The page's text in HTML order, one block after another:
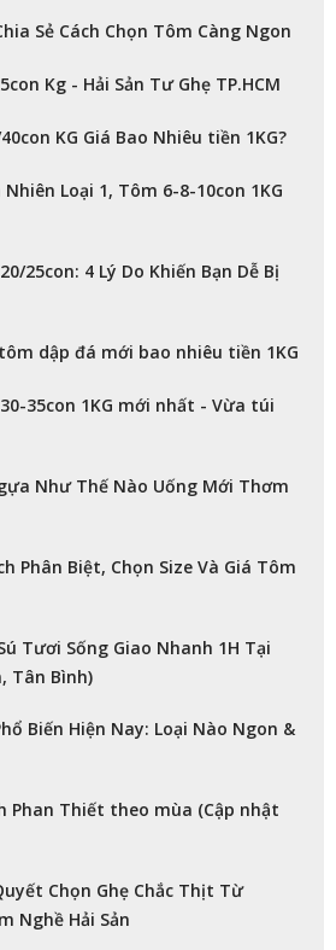
Sẻ Cách Chọn Tôm Càng Ngon
Kg - Hải Sản Tư Ghẹ TP.HCM
KG Giá Bao Nhiêu tiền 1KG?
Loại 1, Tôm 6-8-10con 1KG
25con: 4 Lý Do Khiến Bạn Dễ Bị
dập đá mới bao nhiêu tiền 1KG
35con 1KG mới nhất - Vừa túi
Như Thế Nào Uống Mới Thơm
Phân Biệt, Chọn Size Và Giá Tôm
Tươi Sống Giao Nhanh 1H Tại
Tân Bình)
Biến Hiện Nay: Loại Nào Ngon &
Phan Thiết theo mùa (Cập nhật
Chọn Ghẹ Chắc Thịt Từ
Nghề Hải Sản